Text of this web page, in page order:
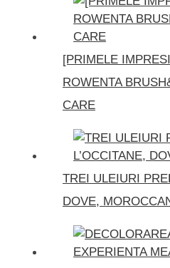
[PRIMELE
ROWENTA
CARE
TREI ULEIURI
DOVE,